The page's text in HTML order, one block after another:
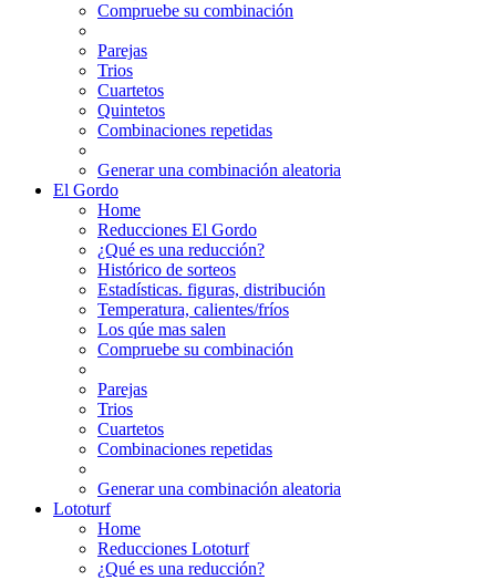
Compruebe su combinación
Parejas
Trios
Cuartetos
Quintetos
Combinaciones repetidas
Generar una combinación aleatoria
El Gordo
Home
Reducciones El Gordo
¿Qué es una reducción?
Histórico de sorteos
Estadísticas. figuras, distribución
Temperatura, calientes/fríos
Los qúe mas salen
Compruebe su combinación
Parejas
Trios
Cuartetos
Combinaciones repetidas
Generar una combinación aleatoria
Lototurf
Home
Reducciones Lototurf
¿Qué es una reducción?